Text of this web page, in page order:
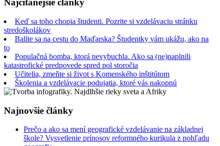
Najčítanejšie články
Keď sa toho chopia študenti. Pozrite si vzdelávaciu stránku
stredoškolákov
Balíte sa na cestu do Maďarska? Študentky vám ukážu, ako na
to
Populačná bomba, ktorá nevybuchla. Ako sa (ne)naplnili
katastrofické predpovede spred pol storočia
Učitelia, zmeňte si život s Komenského inštitútom
Školenia a vzdelávacie podujatia, ktoré vás nakopnú
Najnovšie články
Prečo a ako sa mení geografické vzdelávanie na základnej
škole? Vysvetlenie prínosov reformného kurikula z pohľadu